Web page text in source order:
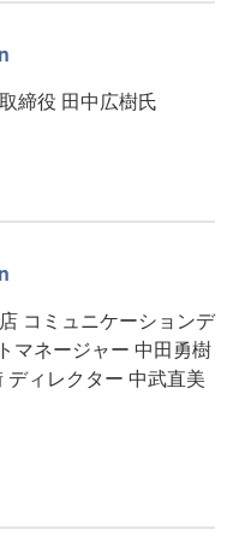
締役 田中広樹氏
コミュニケーションデ
マネージャー 中田勇樹
ィレクター 中武直美